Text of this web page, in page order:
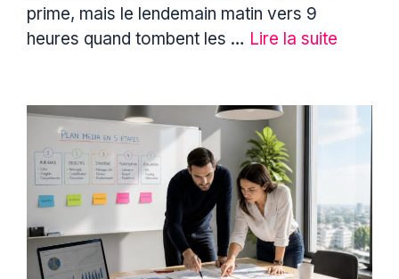
prime, mais le lendemain matin vers 9
heures quand tombent les … Lire la suite